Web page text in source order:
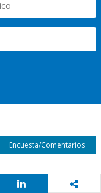
Encuesta/Comentarios